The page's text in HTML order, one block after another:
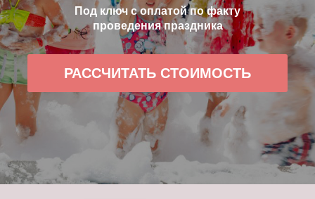
Под ключ с оплатой по факту
проведения праздника
РАССЧИТАТЬ СТОИМОСТЬ